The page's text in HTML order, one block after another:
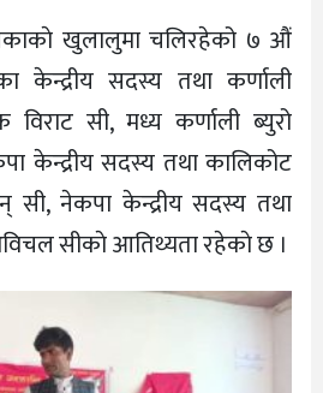
खुलालुमा चलिरहेको ७ औं
केन्द्रीय सदस्य तथा कर्णाली
विराट सी, मध्य कर्णाली ब्युरो
केन्द्रीय सदस्य तथा कालिकोट
सी, नेकपा केन्द्रीय सदस्य तथा
सीकाे आतिथ्यता रहेकाे छ ।